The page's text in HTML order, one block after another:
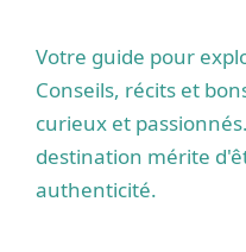
Votre guide pour
Conseils, récits et
curieux et
destination mérite
authenticité.